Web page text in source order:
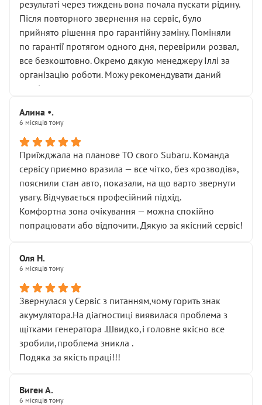
результаті через тиждень вона почала пускати рідину.
Після повторного звернення на сервіс, було
прийнято рішення про гарантійну заміну. Поміняли
по гарантії протягом одного дня, перевірили розвал,
все безкоштовно. Окремо дякую менеджеру Іллі за
організацію роботи. Можу рекомендувати даний
сервіс.
Алина •.
6 місяців тому
Приїжджала на планове ТО свого Subaru. Команда
сервісу приємно вразила — все чітко, без «розводів»,
пояснили стан авто, показали, на що варто звернути
увагу. Відчувається професійний підхід.
Комфортна зона очікування — можна спокійно
попрацювати або відпочити. Дякую за якісний сервіс!
Оля Н.
6 місяців тому
Звернулася у Сервіс з питанням,чому горить знак
акумулятора.На діагностиці виявилася проблема з
щітками генератора .Швидко,і головне якісно все
зробили,проблема зникла .
Подяка за якість праці!!!
Виген А.
6 місяців тому